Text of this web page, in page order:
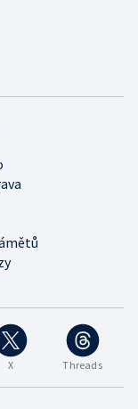
X Threads